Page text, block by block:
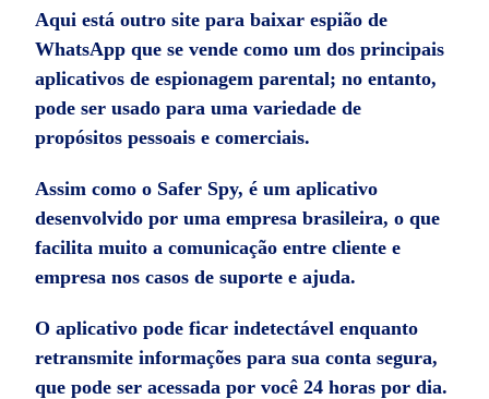
Aqui está outro site para baixar espião de
WhatsApp que se vende como um dos principais
aplicativos de espionagem parental; no entanto,
pode ser usado para uma variedade de
propósitos pessoais e comerciais.
Assim como o Safer Spy, é um aplicativo
desenvolvido por uma empresa brasileira, o que
facilita muito a comunicação entre cliente e
empresa nos casos de suporte e ajuda.
O aplicativo pode ficar indetectável enquanto
retransmite informações para sua conta segura,
que pode ser acessada por você 24 horas por dia.